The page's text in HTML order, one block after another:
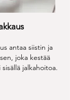
antaa siistin ja
joka kestää
jalkahoitoa.